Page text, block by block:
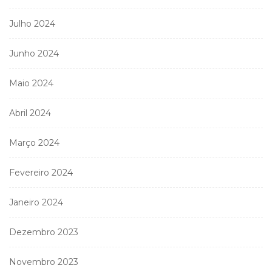
Julho 2024
Junho 2024
Maio 2024
Abril 2024
Março 2024
Fevereiro 2024
Janeiro 2024
Dezembro 2023
Novembro 2023